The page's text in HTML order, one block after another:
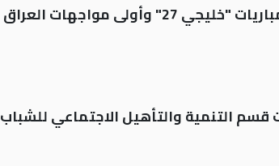
وأولى مواجهات العراق
قسم التنمية والتأهيل الاجتماعي للشباب